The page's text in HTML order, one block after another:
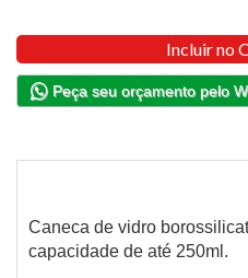
Incluir no
Peça seu orçamento pelo
Caneca de vidro
capacidade de até 250ml.